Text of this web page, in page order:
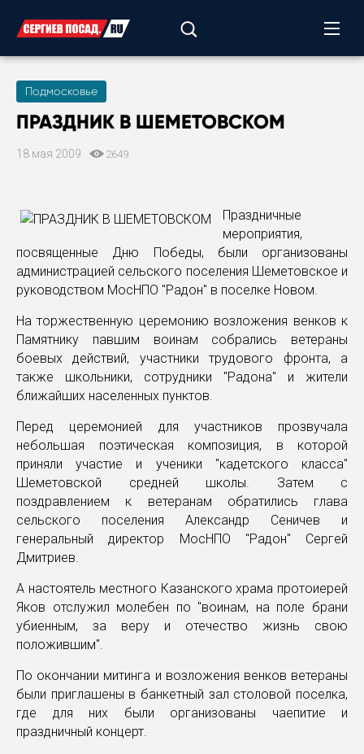
Подмосковье
ПРАЗДНИК В ШЕМЕТОВСКОМ
18 мая 2009 2649
Праздничные
мероприятия,
посвященные Дню Победы, были организованы
администрацией сельского поселения Шеметовское и
руководством МосНПО "Радон" в поселке Новом.
На торжественную церемонию возложения венков к
Памятнику павшим воинам собрались ветераны
боевых действий, участники трудового фронта, а
также школьники, сотрудники "Радона" и жители
ближайших населенных пунктов.
Перед церемонией для участников прозвучала
небольшая поэтическая композиция, в которой
приняли участие и ученики "кадетского класса"
Шеметовской средней школы. Затем с
поздравлением к ветеранам обратились глава
сельского поселения Александр Сеничев и
генеральный директор МосНПО "Радон" Сергей
Дмитриев.
А настоятель местного Казанского храма протоиерей
Яков отслужил молебен по "воинам, на поле брани
убиенным, за веру и отечество жизнь свою
положившим".
По окончании митинга и возложения венков ветераны
были приглашены в банкетный зал столовой поселка,
где для них были организованы чаепитие и
праздничный концерт.